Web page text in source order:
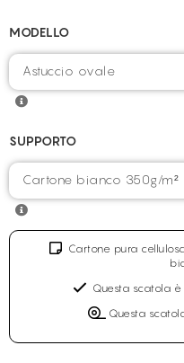
MODELLO
Astuccio ovale
SUPPORTO
Cartone bianco 350g/m²
Cartone pura
Questa scatola
Questa